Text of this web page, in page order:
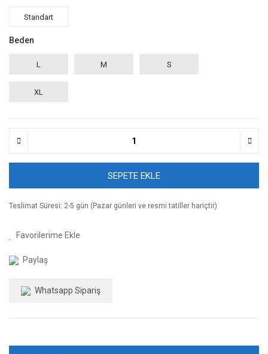
Standart
Beden
L M S
XL
SEPETE EKLE
Teslimat Süresi: 2-5 gün (Pazar günleri ve resmi tatiller hariçtir)
Paylaş
Whatsapp Sipariş